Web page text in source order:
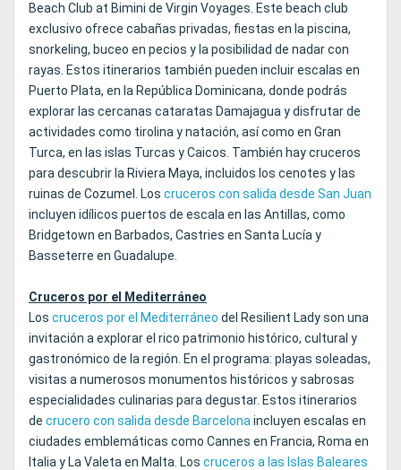
Beach Club at Bimini de Virgin Voyages. Este beach club
exclusivo ofrece cabañas privadas, fiestas en la piscina,
snorkeling, buceo en pecios y la posibilidad de nadar con
rayas. Estos itinerarios también pueden incluir escalas en
Puerto Plata, en la República Dominicana, donde podrás
explorar las cercanas cataratas Damajagua y disfrutar de
actividades como tirolina y natación, así como en Gran
Turca, en las islas Turcas y Caicos. También hay cruceros
para descubrir la Riviera Maya, incluidos los cenotes y las
ruinas de Cozumel. Los cruceros con salida desde San Juan
incluyen idílicos puertos de escala en las Antillas, como
Bridgetown en Barbados, Castries en Santa Lucía y
Basseterre en Guadalupe.
Cruceros por el Mediterráneo
Los cruceros por el Mediterráneo del Resilient Lady son una
invitación a explorar el rico patrimonio histórico, cultural y
gastronómico de la región. En el programa: playas soleadas,
visitas a numerosos monumentos históricos y sabrosas
especialidades culinarias para degustar. Estos itinerarios
de crucero con salida desde Barcelonaincluyen escalas en
ciudades emblemáticas como Cannes en Francia, Roma en
Italia y La Valeta en Malta. Los cruceros a las Islas Baleares